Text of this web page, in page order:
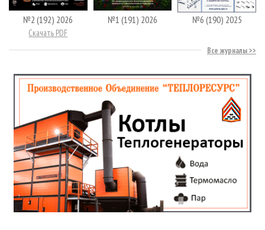
№2 (192) 2026
Скачать PDF
№1 (191) 2026 №6 (190) 2025
Все журналы